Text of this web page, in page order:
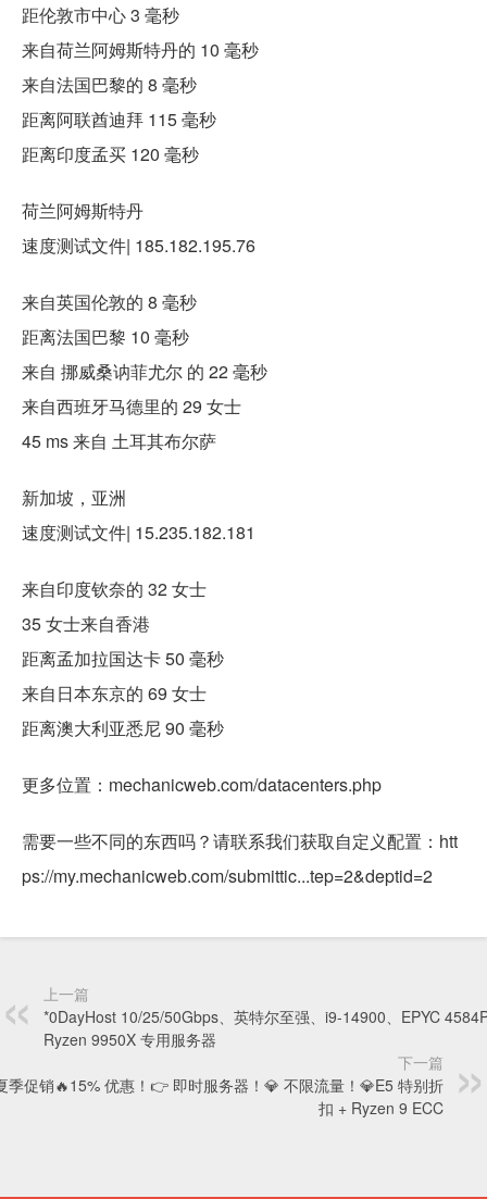
距伦敦市中心 3 毫秒
来自荷兰阿姆斯特丹的 10 毫秒
来自法国巴黎的 8 毫秒
距离阿联酋迪拜 115 毫秒
距离印度孟买 120 毫秒
荷兰阿姆斯特丹
速度测试文件| 185.182.195.76
来自英国伦敦的 8 毫秒
距离法国巴黎 10 毫秒
来自 挪威桑讷菲尤尔 的 22 毫秒
来自西班牙马德里的 29 女士
45 ms 来自 土耳其布尔萨
新加坡，亚洲
速度测试文件| 15.235.182.181
来自印度钦奈的 32 女士
35 女士来自香港
距离孟加拉国达卡 50 毫秒
来自日本东京的 69 女士
距离澳大利亚悉尼 90 毫秒
更多位置：mechanicweb.com/datacenters.php
需要一些不同的东西吗？请联系我们获取自定义配置：htt
ps://my.mechanicweb.com/submittic...tep=2&deptid=2
上一篇
*0DayHost 10/25/50Gbps、英特尔至强、i9-14900、EPYC
Ryzen 9950X 专用服务器
下一篇
季促销🔥15% 优惠！👉 即时服务器！💎 不限流量！💎E5 特别折
扣 + Ryzen 9 ECC